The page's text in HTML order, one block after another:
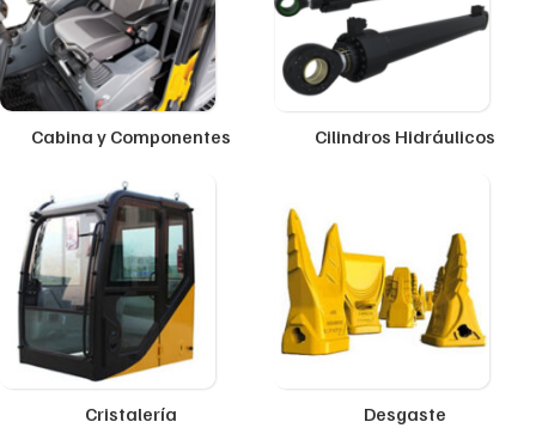
Cabina y Componentes Cilindros Hidráulicos
Cristalería Desgaste